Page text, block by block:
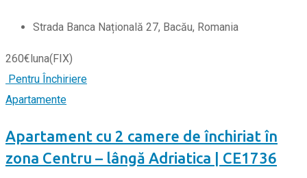
Strada Banca Națională 27, Bacău, Romania
260€luna(FIX)
Pentru Închiriere
Apartamente
Apartament cu 2 camere de închiriat în
zona Centru – lângă Adriatica | CE1736